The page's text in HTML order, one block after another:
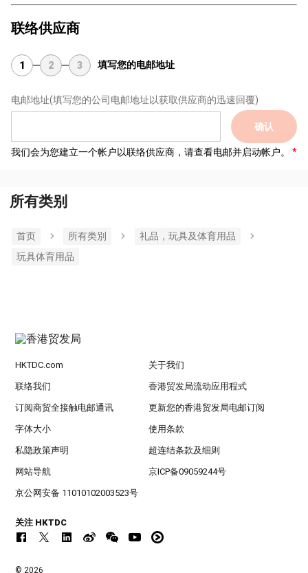
联络供应商
1 2 3 填写您的电邮地址
电邮地址(填写您的公司电邮地址以获取供应商的迅速回覆)
确认
我们会为您建立一个帐户以联络供应商，请查看电邮并启动帐户。
所有类别
首页 所有类別
礼品，玩具及体育用品
玩具体育用品
HKTDC.com 关于我们
联络我们 香港贸发局流动应用程式
订阅商贸全接触电邮通讯 更新您的香港贸发局电邮订阅
字体大小 使用条款
私隐政策声明 超连结条款及细则
网站导航 京ICP备09059244号
京公网安备 11010102003523号
关注 HKTDC
© 2026